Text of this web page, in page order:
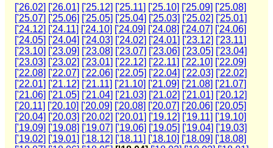
['26.02] ['26.01] ['25.12] ['25.11] ['25.10] ['25.09] ['25.08]
['25.07] ['25.06] ['25.05] ['25.04] ['25.03] ['25.02] ['25.01]
['24.12] ['24.11] ['24.10] ['24.09] ['24.08] ['24.07] ['24.06]
['24.05] ['24.04] ['24.03] ['24.02] ['24.01] ['23.12] ['23.11]
['23.10] ['23.09] ['23.08] ['23.07] ['23.06] ['23.05] ['23.04]
['23.03] ['23.02] ['23.01] ['22.12] ['22.11] ['22.10] ['22.09]
['22.08] ['22.07] ['22.06] ['22.05] ['22.04] ['22.03] ['22.02]
['22.01] ['21.12] ['21.11] ['21.10] ['21.09] ['21.08] ['21.07]
['21.06] ['21.05] ['21.04] ['21.03] ['21.02] ['21.01] ['20.12]
['20.11] ['20.10] ['20.09] ['20.08] ['20.07] ['20.06] ['20.05]
['20.04] ['20.03] ['20.02] ['20.01] ['19.12] ['19.11] ['19.10]
['19.09] ['19.08] ['19.07] ['19.06] ['19.05] ['19.04] ['19.03]
['19.02] ['19.01] ['18.12] ['18.11] ['18.10] ['18.09] ['18.08]